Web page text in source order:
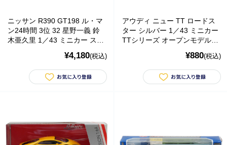
ニッサン R390 GT198 ル・マ
ン24時間 3位 32 星野一義 鈴
木亜久里 1／43 ミニカー スポ
¥4,180(税込)
アウディ ニュー TT ロードス
ター シルバー 1／43 ミニカー
TTシリーズ オープンモデル
¥880(税込)